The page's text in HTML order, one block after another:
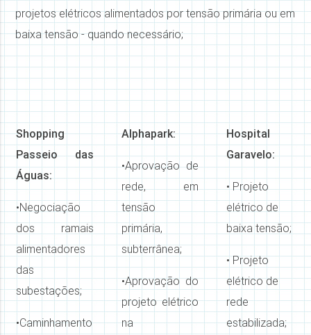
projetos elétricos alimentados por tensão primária ou em
baixa tensão - quando necessário;
Shopping
Passeio das
Águas:
•Negociação
dos ramais
alimentadores
das
subestações;
•Caminhamento
Alphapark:
•Aprovação de
rede, em
tensão
primária,
subterrânea;
•Aprovação do
projeto elétrico
na
Hospital
Garavelo:
• Projeto
elétrico de
baixa tensão;
• Projeto
elétrico de
rede
estabilizada;